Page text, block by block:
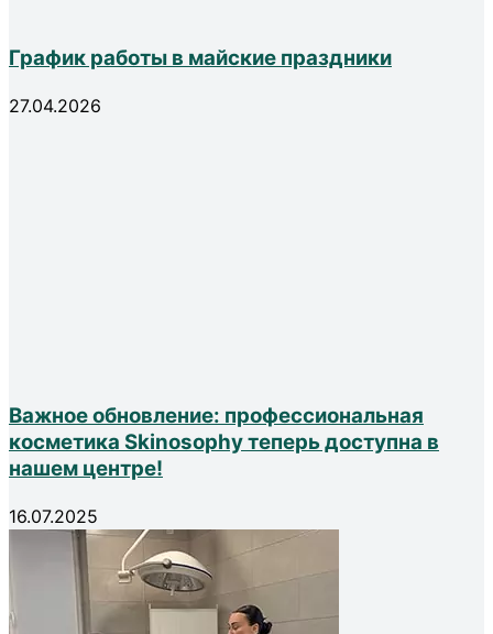
График работы в майские праздники
27.04.2026
Важное обновление: профессиональная
косметика Skinosophy теперь доступна в
нашем центре!
16.07.2025